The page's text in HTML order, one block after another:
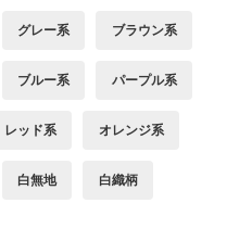
グレー系 ブラウン系
ブルー系 パープル系
レッド系 オレンジ系
白無地 白織柄